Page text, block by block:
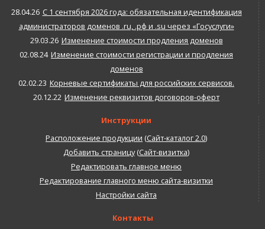
28.04.26 С 1 сентября 2026 года: обязательная идентификация
администраторов доменов .ru, .рф и .su через «Госуслуги»
29.03.26 Изменение стоимости продления доменов
02.08.24 Изменение стоимости регистрации и продления
доменов
02.02.23 Корневые сертификаты для российских сервисов.
20.12.22 Изменение реквизитов договоров-оферт
Инструкции
Расположение продукции (Сайт-каталог 2.0)
Добавить страницу(Сайт-визитка)
Редактировать главное меню
Редактирование главного меню сайта-визитки
Настройки сайта
Контакты